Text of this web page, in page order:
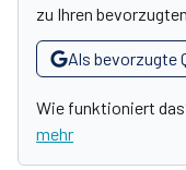
zu Ihren
Als bevorzugte
Wie funktioniert
mehr